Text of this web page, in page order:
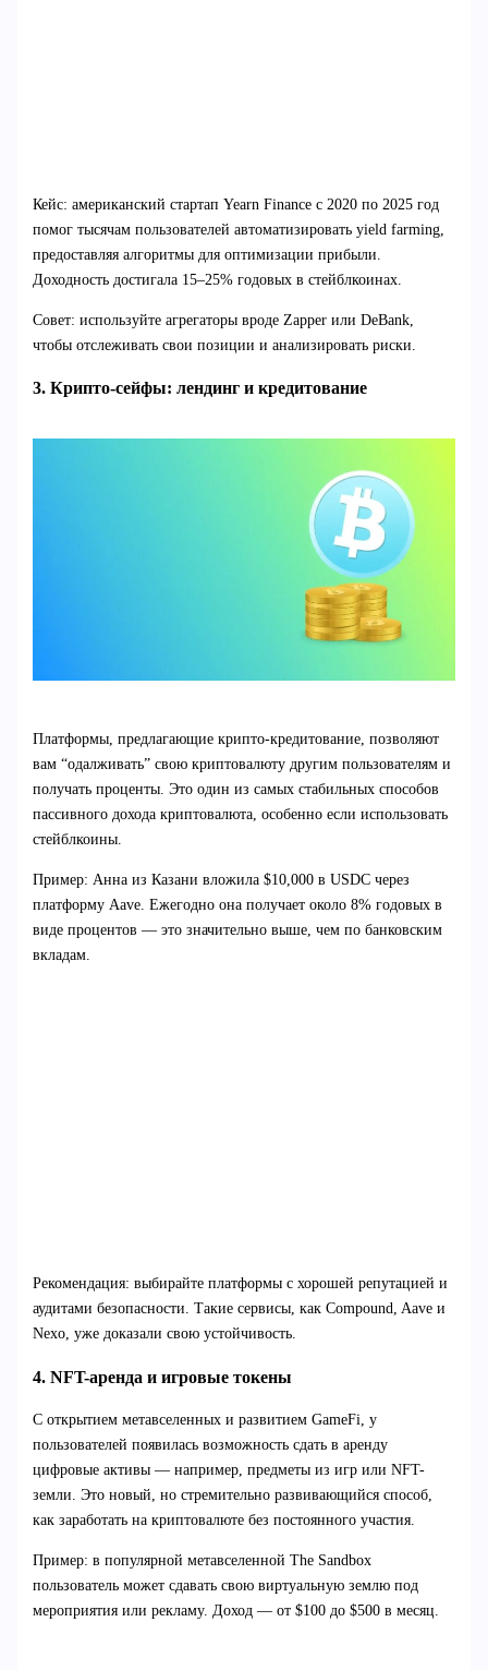
Кейс: американский стартап Yearn Finance с 2020 по 2025 год
помог тысячам пользователей автоматизировать yield farming,
предоставляя алгоритмы для оптимизации прибыли.
Доходность достигала 15–25% годовых в стейблкоинах.
Совет: используйте агрегаторы вроде Zapper или DeBank,
чтобы отслеживать свои позиции и анализировать риски.
3. Крипто-сейфы: лендинг и кредитование
Платформы, предлагающие крипто-кредитование, позволяют
вам “одалживать” свою криптовалюту другим пользователям и
получать проценты. Это один из самых стабильных способов
пассивного дохода криптовалюта, особенно если использовать
стейблкоины.
Пример: Анна из Казани вложила $10,000 в USDC через
платформу Aave. Ежегодно она получает около 8% годовых в
виде процентов — это значительно выше, чем по банковским
вкладам.
Рекомендация: выбирайте платформы с хорошей репутацией и
аудитами безопасности. Такие сервисы, как Compound, Aave и
Nexo, уже доказали свою устойчивость.
4. NFT-аренда и игровые токены
С открытием метавселенных и развитием GameFi, у
пользователей появилась возможность сдать в аренду
цифровые активы — например, предметы из игр или NFT-
земли. Это новый, но стремительно развивающийся способ,
как заработать на криптовалюте без постоянного участия.
Пример: в популярной метавселенной The Sandbox
пользователь может сдавать свою виртуальную землю под
мероприятия или рекламу. Доход — от $100 до $500 в месяц.